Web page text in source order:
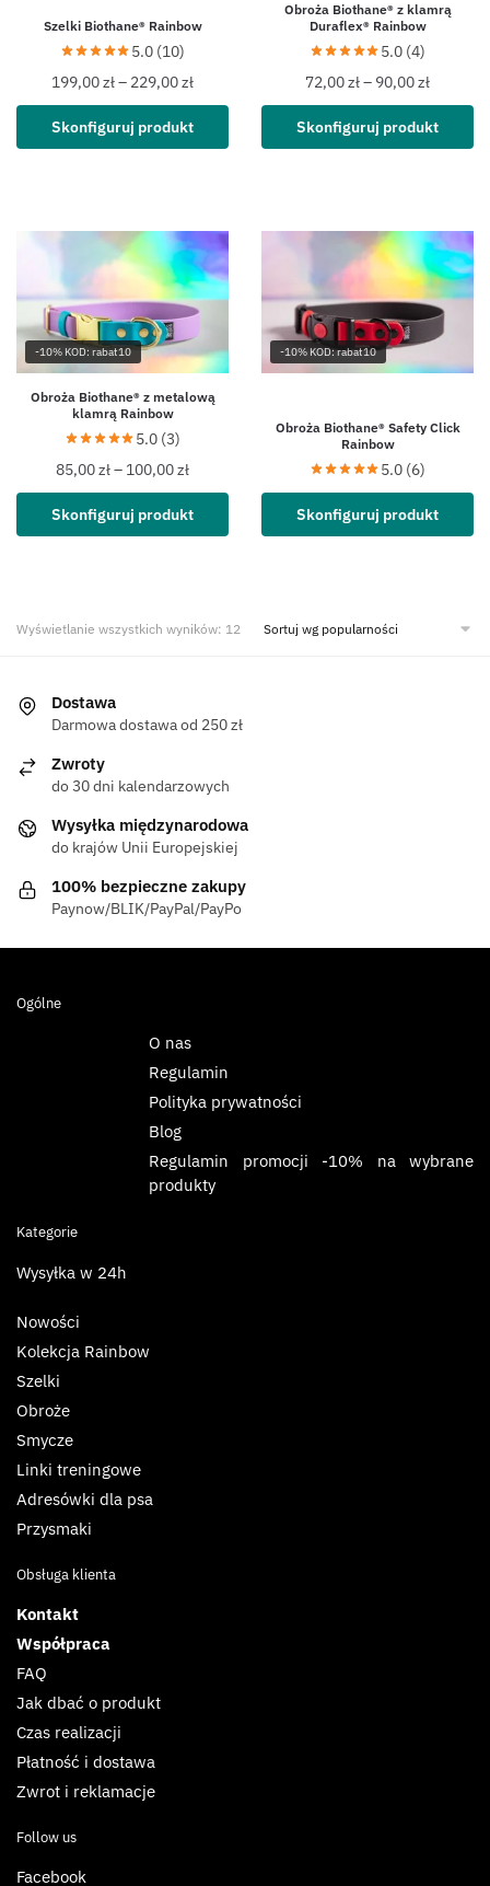
Szelki Biothane® Rainbow
5.0 (10)
199,00zł– 229,00zł
Skonfiguruj produkt
Obroża Biothane® z klamrą
Duraflex® Rainbow
5.0 (4)
72,00zł– 90,00zł
Skonfiguruj produkt
-10% KOD: rabat10
Obroża Biothane® z metalową
klamrą Rainbow
5.0 (3)
85,00zł– 100,00zł
Skonfiguruj produkt
-10% KOD: rabat10
Obroża Biothane® Safety Click
Rainbow
5.0 (6)
Skonfiguruj produkt
Wyświetlanie wszystkich wyników: 12
Dostawa
Darmowa dostawa od 250 zł
Zwroty
do 30 dni kalendarzowych
Wysyłka międzynarodowa
do krajów Unii Europejskiej
100% bezpieczne zakupy
Paynow/BLIK/PayPal/PayPo
Ogólne
O nas
Regulamin
Polityka prywatności
Blog
Regulamin promocji -10% na wybrane
produkty
Kategorie
Wysyłka w 24h
Nowości
Kolekcja Rainbow
Szelki
Obroże
Smycze
Linki treningowe
Adresówki dla psa
Przysmaki
Obsługa klienta
Kontakt
Współpraca
FAQ
Jak dbać o produkt
Czas realizacji
Płatność i dostawa
Zwrot i reklamacje
Follow us
Facebook